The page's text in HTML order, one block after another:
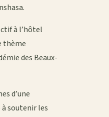
à l’hôtel
thème
des Beaux-
d’une
soutenir les